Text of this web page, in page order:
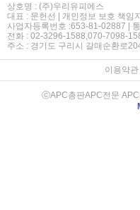
상호명 : (주)우리유피에스
대표 : 문헌선 | 개인정보 보호 책임
사업자등록번호 :653-81-02887 |
전화 : 02-3296-1588,070-7098-
주소 : 경기도 구리시 갈매순환로
이용약관
ⓒAPC총판APC전문